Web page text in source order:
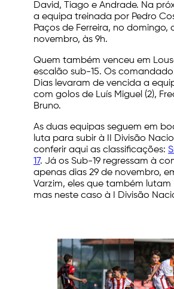
David, Tiago e Andrade. Na
a equipa treinada por Pedro
Paços de Ferreira, no domingo,
novembro, às 9h.
Quem também venceu em
escalão sub-15. Os
Dias levaram de vencida a
com golos de Luís Miguel (2),
Bruno.
As duas equipas seguem em
luta para subir à II Divisão
conferir aqui as classificações:
17. Já os Sub-19 regressam à
apenas dias 29 de novembro,
Varzim, eles que também lutam
mas neste caso à I Divisão